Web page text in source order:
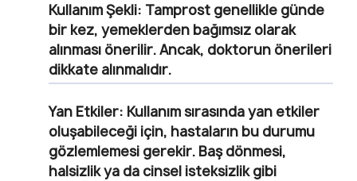
Kullanım Şekli: Tamprost genellikle günde
bir kez, yemeklerden bağımsız olarak
alınması önerilir. Ancak, doktorun önerileri
dikkate alınmalıdır.
Yan Etkiler: Kullanım sırasında yan etkiler
oluşabileceği için, hastaların bu durumu
gözlemlemesi gerekir. Baş dönmesi,
halsizlik ya da cinsel isteksizlik gibi